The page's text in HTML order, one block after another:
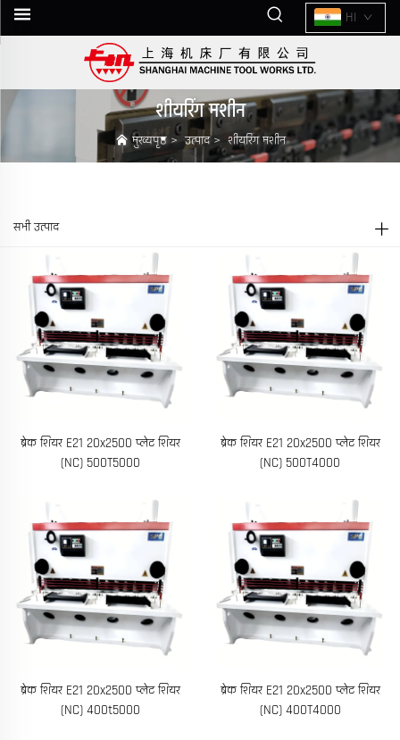
HI
शीयरिंग मशीन
मुख्यपृष्ठ>उत्पाद> शीयरिंग मशीन
सभी उत्पाद
ब्रेक शियर E21 20x2500 प्लेट शियर
(NC) 500T5000
ब्रेक शियर E21 20x2500 प्लेट शियर
(NC) 500T4000
ब्रेक शियर E21 20x2500 प्लेट शियर
(NC) 400t5000
ब्रेक शियर E21 20x2500 प्लेट शियर
(NC) 400T4000